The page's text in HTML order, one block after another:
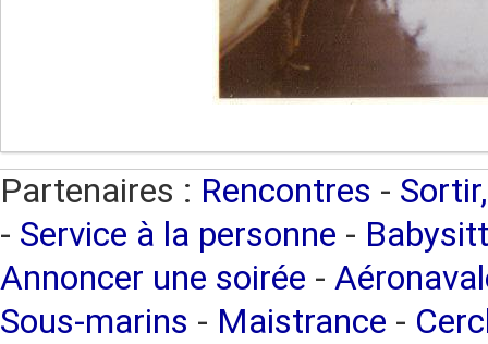
Partenaires : Rencontres -
- Service à la personne -
Annoncer une soirée -
Sous-marins - Maistrance -